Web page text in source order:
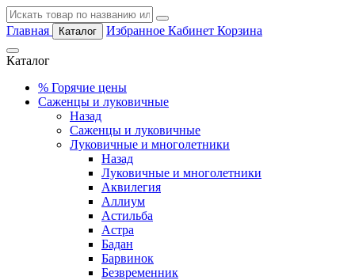
Главная Каталог Избранное Кабинет Корзина
Каталог
% Горячие цены
Саженцы и луковичные
Назад
Саженцы и луковичные
Луковичные и многолетники
Назад
Луковичные и многолетники
Аквилегия
Аллиум
Астильба
Астра
Бадан
Барвинок
Безвременник